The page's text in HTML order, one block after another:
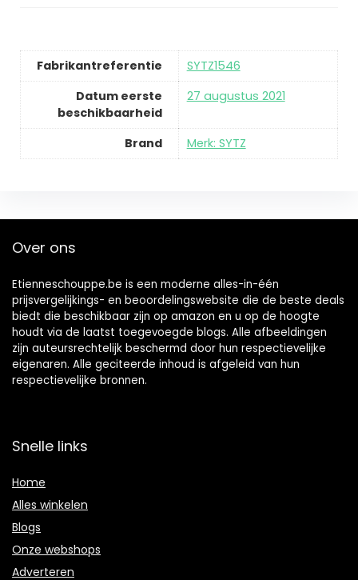
Fabrikantreferentie
SYTZ1546
Datum eerste
beschikbaarheid
27 augustus 2021
Brand Merk: SYTZ
Over ons
Etienneschouppe.be is een moderne alles-in-één
prijsvergelijkings- en beoordelingswebsite die de beste deals
biedt die beschikbaar zijn op amazon en u op de hoogte
houdt via de laatst toegevoegde blogs. Alle afbeeldingen
zijn auteursrechtelijk beschermd door hun respectievelijke
eigenaren. Alle geciteerde inhoud is afgeleid van hun
respectievelijke bronnen.
Snelle links
Home
Alles winkelen
Blogs
Onze webshops
Adverteren